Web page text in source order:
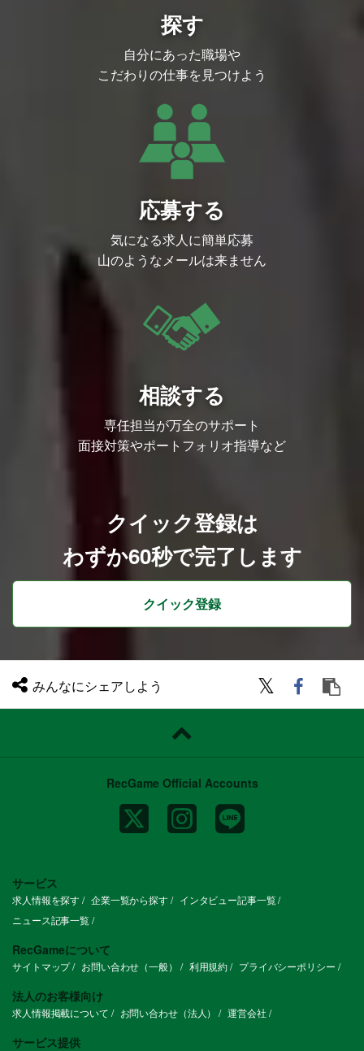
探す
自分にあった職場や
こだわりの仕事を見つけよう
応募する
気になる求人に簡単応募
山のようなメールは来ません
相談する
専任担当が万全のサポート
面接対策やポートフォリオ指導など
クイック登録は
わずか60秒で完了します
クイック登録
みんなにシェアしよう
RecGame Official Accounts
サービス
求人情報を探す 企業一覧から探す
インタビュー記事一覧
ニュース記事一覧
RecGameについて
サイトマップ お問い合わせ（一般） 利用規約 プライバシーポリシー
法人のお客様向け
求人情報掲載について お問い合わせ（法人） 運営会社
サービス提供